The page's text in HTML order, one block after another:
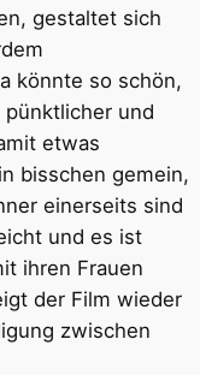
gestaltet sich
könnte so schön,
und
etwas
bisschen gemein,
einerseits sind
und es ist
ihren Frauen
der Film wieder
zwischen